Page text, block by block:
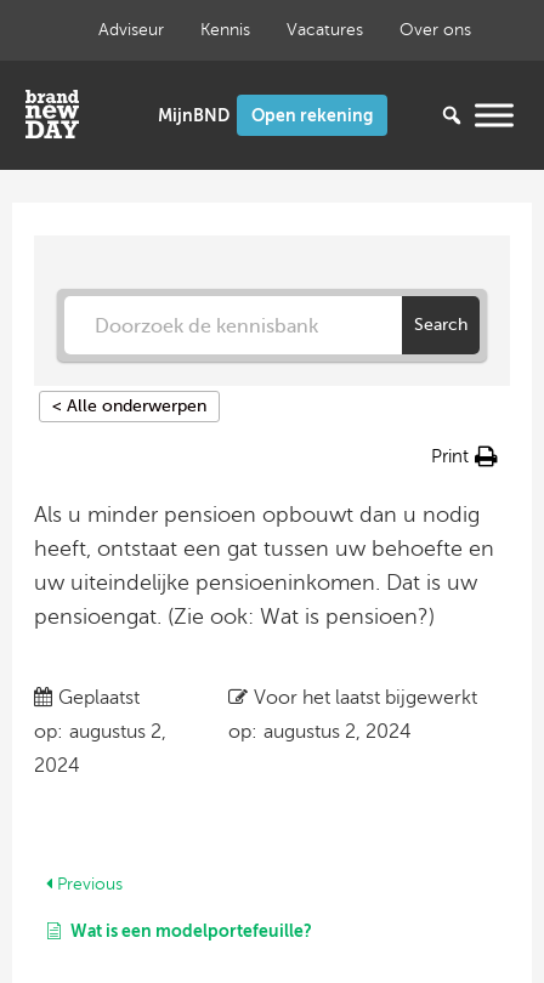
inhoud
Adviseur Kennis Vacatures Over ons
Open rekening
Search
< Alle onderwerpen
Print
Als u minder pensioen opbouwt dan u nodig
heeft, ontstaat een gat tussen uw behoefte en
uw uiteindelijke pensioeninkomen. Dat is uw
pensioengat. (Zie ook: Wat is pensioen?)
Geplaatst
op: augustus 2,
2024
Voor het laatst bijgewerkt
op: augustus 2, 2024
Previous
Wat is een modelportefeuille?